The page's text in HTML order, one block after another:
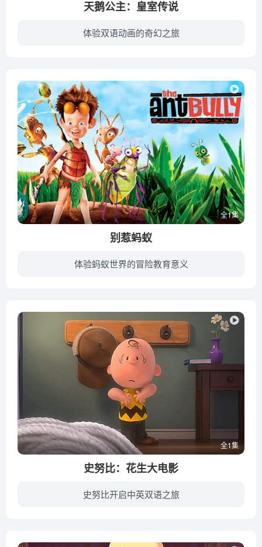
天鹅公主：皇室传说
体验双语动画的奇幻之旅
全1集
别惹蚂蚁
体验蚂蚁世界的冒险教育意义
全1集
史努比：花生大电影
史努比开启中英双语之旅